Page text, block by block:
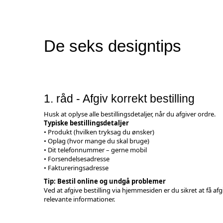
De seks designtips
1. råd - Afgiv korrekt bestilling
Husk at oplyse alle bestillingsdetaljer, når du afgiver ordre.
Typiske bestillingsdetaljer
• Produkt (hvilken tryksag du ønsker)
• Oplag (hvor mange du skal bruge)
• Dit telefonnummer – gerne mobil
• Forsendelsesadresse
• Faktureringsadresse
Tip: Bestil online og undgå problemer
Ved at afgive bestilling via hjemmesiden er du sikret at få
relevante informationer.